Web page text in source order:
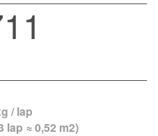
/ lap
lap ≈ 0,52 m2)